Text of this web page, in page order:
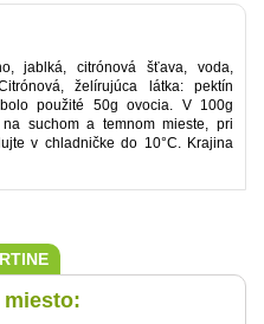
jablká, citrónová šťava, voda,
želírujúca látka: pektín
použité 50g ovocia. V 100g
suchom a temnom mieste, pri
v chladničke do 10°C. Krajina
miesto: